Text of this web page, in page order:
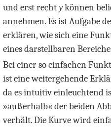
und erst rechtykönnen
annehmen. Es ist Aufgabe
erklären, wie sich eine
eines darstellbaren
Bei einer so einfachen
ist eine weitergehende
da es intuitiv einleuchtend
»außerhalb« der beiden
verhält. Die Kurve wird